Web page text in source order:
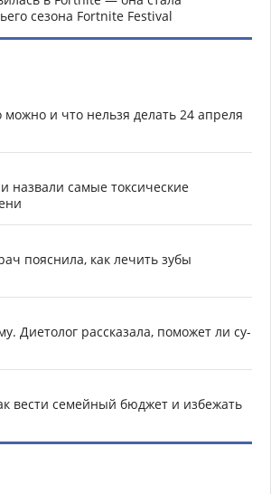
сезона Fortnite Festival
и что нельзя делать 24 апреля
назвали самые токсические
пояснила, как лечить зубы
Диетолог рассказала, поможет ли су-
вести семейный бюджет и избежать